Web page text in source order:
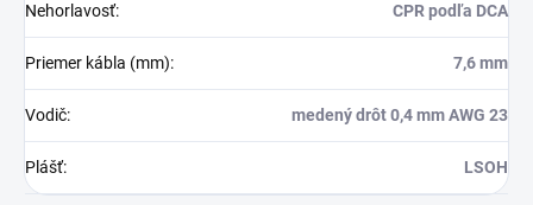
Nehorlavosť: CPR podľa DCA
Priemer kábla (mm): 7,6 mm
Vodič: medený drôt 0,4 mm AWG 23
Plášť: LSOH